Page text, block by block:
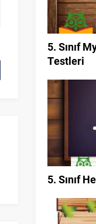
5. Sınıf
Testleri
5. Sınıf